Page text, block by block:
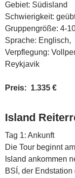
Gebiet: Südisland
Schwierigkeit:
Gruppengröße: 4-
Sprache: Englisch,
Verpflegung:
Reykjavik
Preis: 1.335 €
Island
Tag 1: Ankunft
Die Tour beginnt
Island ankommen
BSÍ, der